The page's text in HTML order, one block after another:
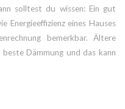
solltest du wissen: Ein gut
Energieeffizienz eines Hauses
bemerkbar. Ältere
Dämmung und das kann